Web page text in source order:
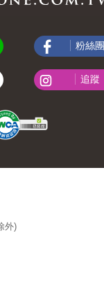
粉絲團
追蹤
外)